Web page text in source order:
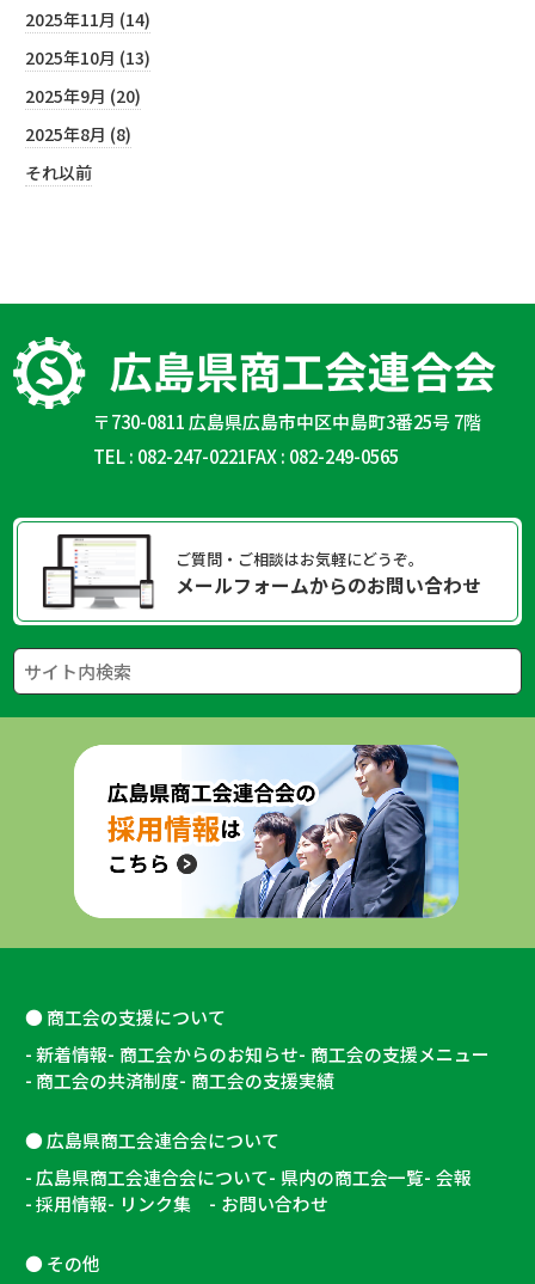
2025年11月 (14)
2025年10月 (13)
2025年9月 (20)
2025年8月 (8)
それ以前
〒730-0811 広島県広島市中区中島町3番25号 7階
TEL : 082-247-0221FAX : 082-249-0565
ご質問・ご相談はお気軽にどうぞ。
メールフォームからのお問い合わせ
商工会の支援について
新着情報 商工会からのお知らせ 商工会の支援メニュー
商工会の共済制度 商工会の支援実績
広島県商工会連合会について
広島県商工会連合会について 県内の商工会一覧 会報
採用情報
リンク集 お問い合わせ
その他